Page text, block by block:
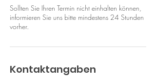
Sollten Sie Ihren Termin nicht einhalten können,
informieren Sie uns bitte mindestens 24 Stunden
vorher.
Kontaktangaben